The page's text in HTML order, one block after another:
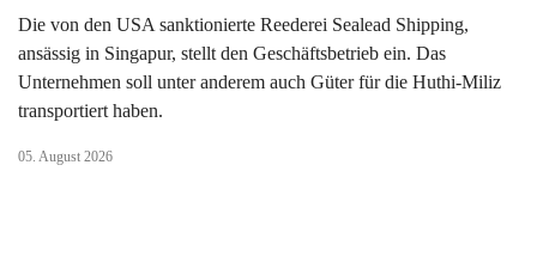
Die von den USA sanktionierte Reederei Sealead Shipping,
ansässig in Singapur, stellt den Geschäftsbetrieb ein. Das
Unternehmen soll unter anderem auch Güter für die Huthi-Miliz
transportiert haben.
05. August 2026